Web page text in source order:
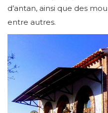
d’antan, ainsi que des
entre autres.